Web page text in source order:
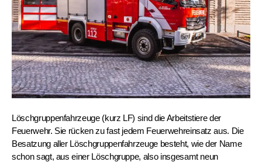
Löschgruppenfahrzeuge (kurz LF) sind die Arbeitstiere der
Feuerwehr. Sie rücken zu fast jedem Feuerwehreinsatz aus. Die
Besatzung aller Löschgruppenfahrzeuge besteht, wie der Name
schon sagt, aus einer Löschgruppe, also insgesamt neun